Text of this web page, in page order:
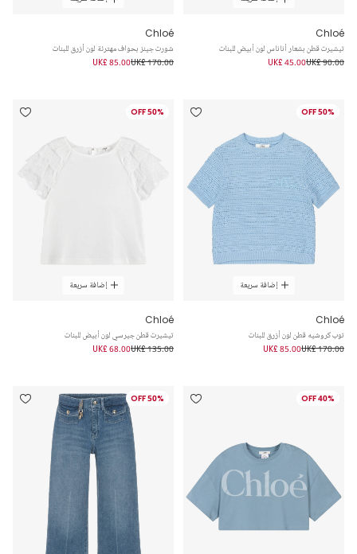
Chloé
تيشيرت قطن بشعار أناناس لون أبيض للبنات
UK£ 90.00
UK£ 45.00
Chloé
شورت جينز بحواف مهترئة لون أزرق للبنات
UK£ 170.00
UK£ 85.00
50% OFF
إضافة سريعة
Chloé
توب كروشيه قطن لون أزرق للبنات
UK£ 170.00
UK£ 85.00
50% OFF
إضافة سريعة
Chloé
تيشيرت قطن جيرسي لون أبيض للبنات
UK£ 135.00
UK£ 68.00
40% OFF
50% OFF